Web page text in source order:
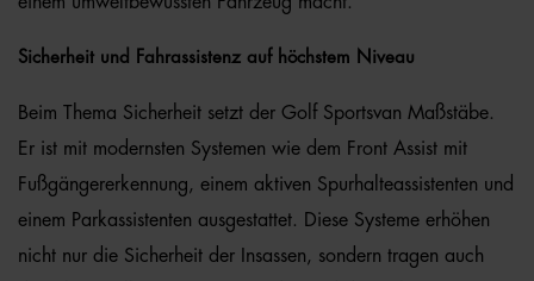
Sicherheit und Fahrassistenz auf höchstem Niveau
Beim Thema Sicherheit setzt der Golf Sportsvan Maßstäbe.
Er ist mit modernsten Systemen wie dem Front Assist mit
Fußgängererkennung, einem aktiven Spurhalteassistenten und
einem Parkassistenten ausgestattet. Diese Systeme erhöhen
nicht nur die Sicherheit der Insassen, sondern tragen auch